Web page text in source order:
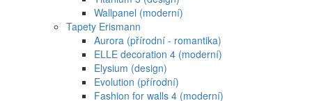
Wallpanel (moderní)
Tapety Erismann
Aurora (přírodní - romantika)
ELLE decoration 4 (moderní)
Elysium (design)
Evolution (přírodní)
Fashion for walls 4 (moderní)